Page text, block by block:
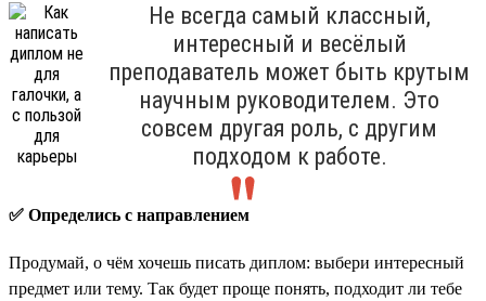
Не всегда самый классный,
интересный и весёлый
преподаватель может быть крутым
научным руководителем. Это
совсем другая роль, с другим
подходом к работе.
✅ Определись с направлением
Продумай, о чём хочешь писать диплом: выбери интересный
предмет или тему. Так будет проще понять, подходит ли тебе